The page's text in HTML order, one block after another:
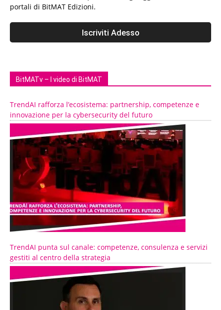
portali di BitMAT Edizioni.
BitMATv – I video di BitMAT
TrendAI rafforza l’ecosistema: partnership, competenze e
innovazione per la cybersecurity del futuro
TrendAI punta sul canale: competenze, consulenza e servizi
gestiti al centro della strategia